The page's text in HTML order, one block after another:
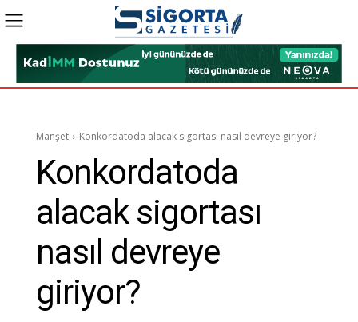
Manşet Konkordatoda alacak sigortası nasıl devreye giriyor?
Konkordatoda
alacak sigortası
nasıl devreye
giriyor?